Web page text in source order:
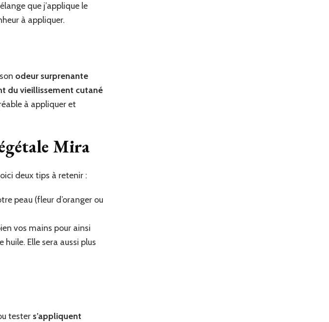
que j’applique le
à appliquer.
odeur surprenante
du vieillissement cutané
à appliquer et
Mira
deux tips à retenir :
peau (fleur d’oranger ou
vos mains pour ainsi
Elle sera aussi plus
tester s’appliquent